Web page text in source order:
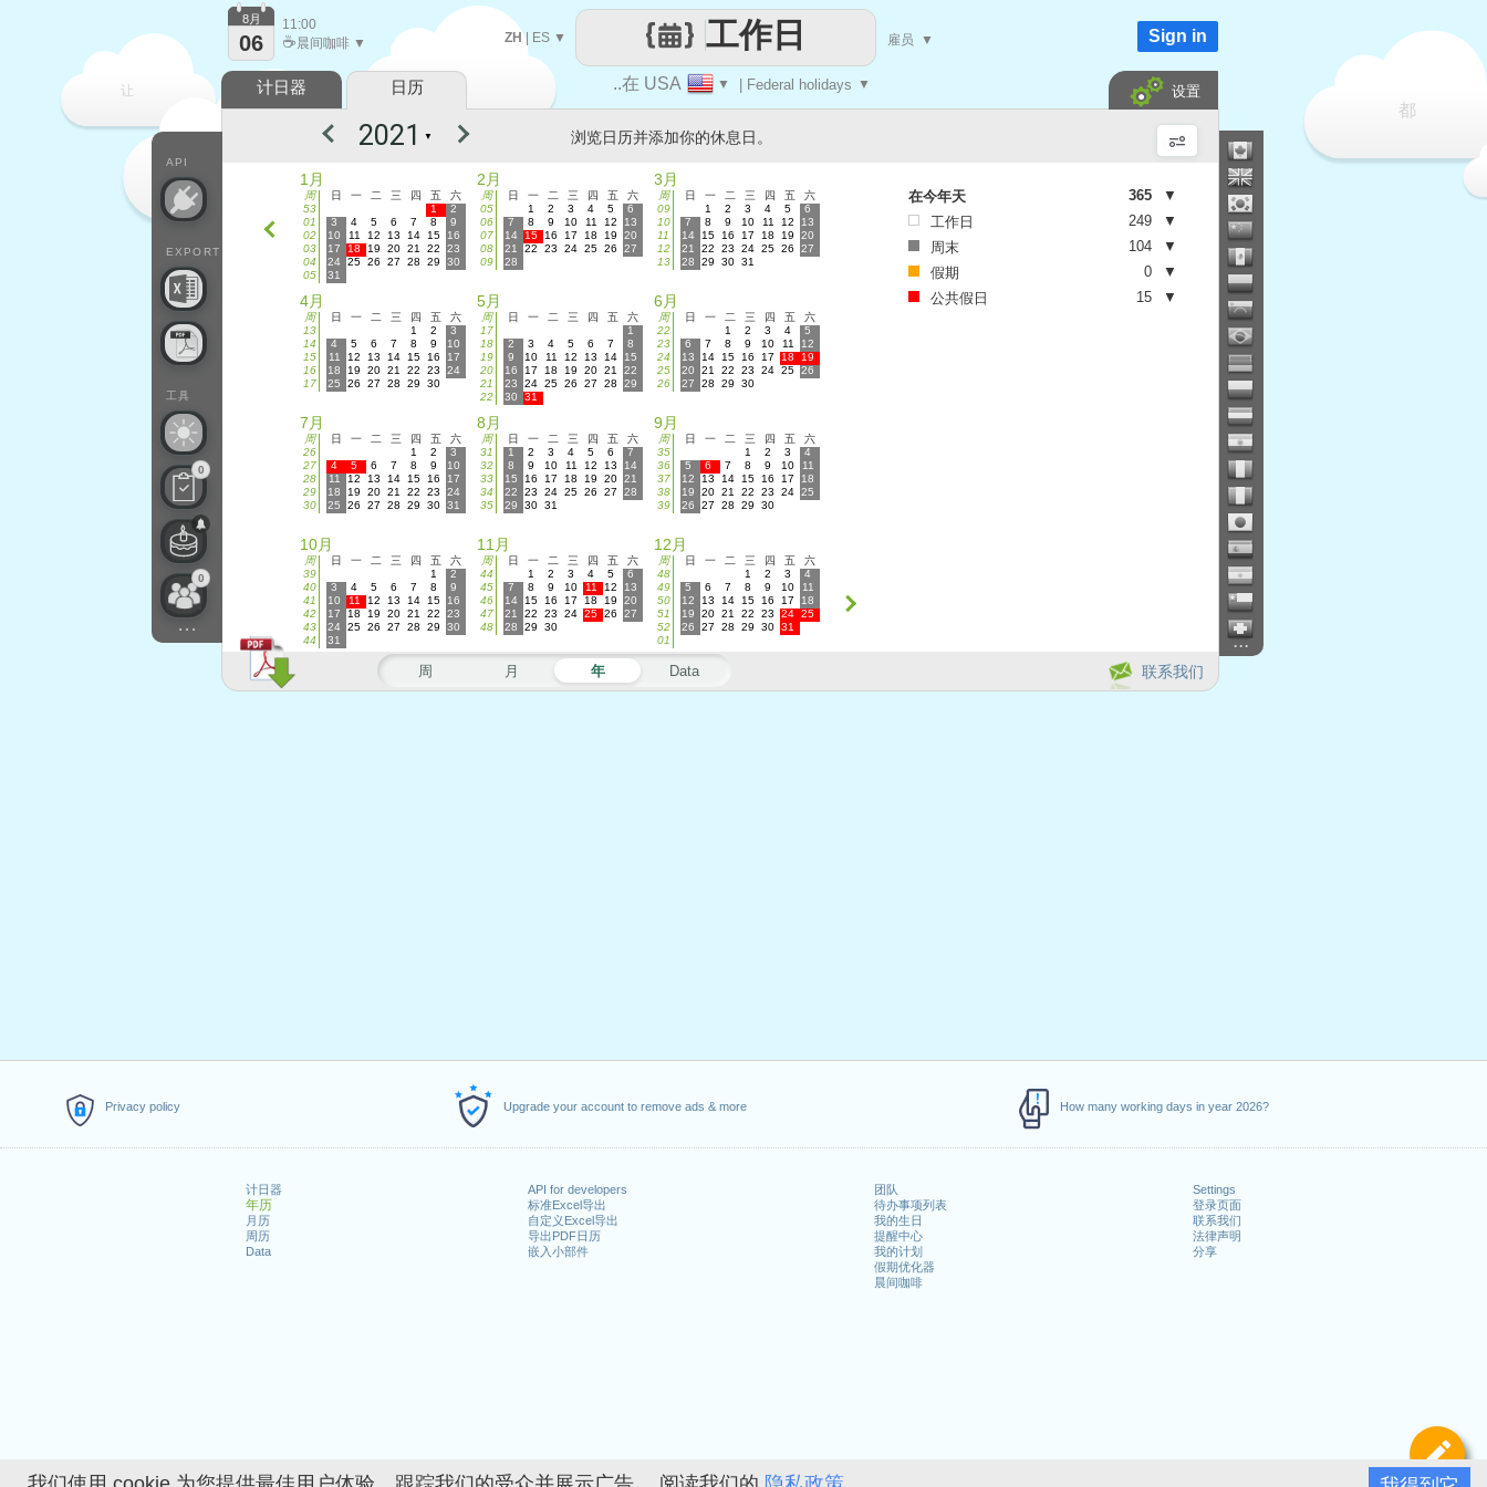
Privacy policy Upgrade your account to remove ads & more How many working days in year 2026?
计日器
年历
月历
周历
Data
API for developers
标准Excel导出
自定义Excel导出
导出PDF日历
嵌入小部件
团队
待办事项列表
我的生日
提醒中心
我的计划
假期优化器
晨间咖啡
Settings
登录页面
联系我们
法律声明
分享
定
让
都
..在 USA ▼ | Federal holidays ▼
工作日
ZH | ES ▼ 雇员 ▼
API
EXPORT
工具
0
0
...
8月
06
11:00
☕晨间咖啡 ▼ Sign in
计日器 日历 设置
...
联系我们
▼ 浏览日历并添加你的休息日。
1月
周 日 一 二 三 四 五
六
53
1
2
01
3 4 5 6 7 8
9
02
10 11 12 13 14 15
16
03
17 18 19 20 21 22
23
04
24 25 26 27 28 29
30
05
31
2月
周 日 一 二 三 四 五
六
05
1 2 3 4 5
6
06
7 8 9 10 11 12
13
07
14 15 16 17 18 19
20
08
21 22 23 24 25 26
27
09
28
3月
周 日 一 二 三 四 五
六
09
1 2 3 4 5
6
10
7 8 9 10 11 12
13
11
14 15 16 17 18 19
20
12
21 22 23 24 25 26
27
13
28 29 30 31
4月
周 日 一 二 三 四 五
六
13
1 2
3
14
4 5 6 7 8 9
10
15
11 12 13 14 15 16
17
16
18 19 20 21 22 23
24
17
25 26 27 28 29 30
5月
周 日 一 二 三 四 五
六
17
1
18
2 3 4 5 6 7
8
19
9 10 11 12 13 14
15
20
16 17 18 19 20 21
22
21
23 24 25 26 27 28
29
22
30 31
6月
周 日 一 二 三 四 五
六
22
1 2 3 4
5
23
6 7 8 9 10 11
12
24
13 14 15 16 17 18
19
25
20 21 22 23 24 25 26
26
27 28 29 30
7月
周 日 一 二 三 四 五
六
26
1 2
3
27
4 5 6 7 8 9
10
28
11 12 13 14 15 16
17
29
18 19 20 21 22 23
24
30
25 26 27 28 29 30 31
8月
周 日 一 二 三 四 五
六
31
1 2 3 4 5 6
7
32
8 9 10 11 12 13
14
33
15 16 17 18 19 20 21
34
22 23 24 25 26 27
28
35
29 30 31
9月
周 日 一 二 三 四 五
六
35
1 2 3
4
36
5 6 7 8 9 10
11
37
12 13 14 15 16 17
18
38
19 20 21 22 23 24 25
39
26 27 28 29 30
10月
周 日 一 二 三 四 五
六
39
1
2
40
3 4 5 6 7 8
9
41
10 11 12 13 14 15
16
42
17 18 19 20 21 22
23
43
24 25 26 27 28 29
30
44
31
11月
周 日 一 二 三 四 五
六
44
1 2 3 4 5
6
45
7 8 9 10 11 12
13
46
14 15 16 17 18 19
20
47
21 22 23 24 25 26
27
48
28 29 30
12月
周 日 一 二 三 四 五
六
48
1 2 3
4
49
5 6 7 8 9 10
11
50
12 13 14 15 16 17
18
51
19 20 21 22 23 24 25
52
26 27 28 29 30 31
01
周 月 年 Data
在今年天 365
▼
工作日
249
▼
周末
104
▼
假期
0
▼
公共假日
15 ▼